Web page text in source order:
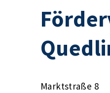
Marktstraße 8